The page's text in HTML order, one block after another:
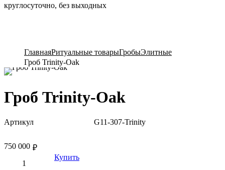
круглосуточно, без выходных
ГлавнаяРитуальные товарыГробыЭлитные
Гроб Trinity-Oak
Гроб Trinity-Oak
Артикул G11-307-Trinity
₽
750 000
Купить